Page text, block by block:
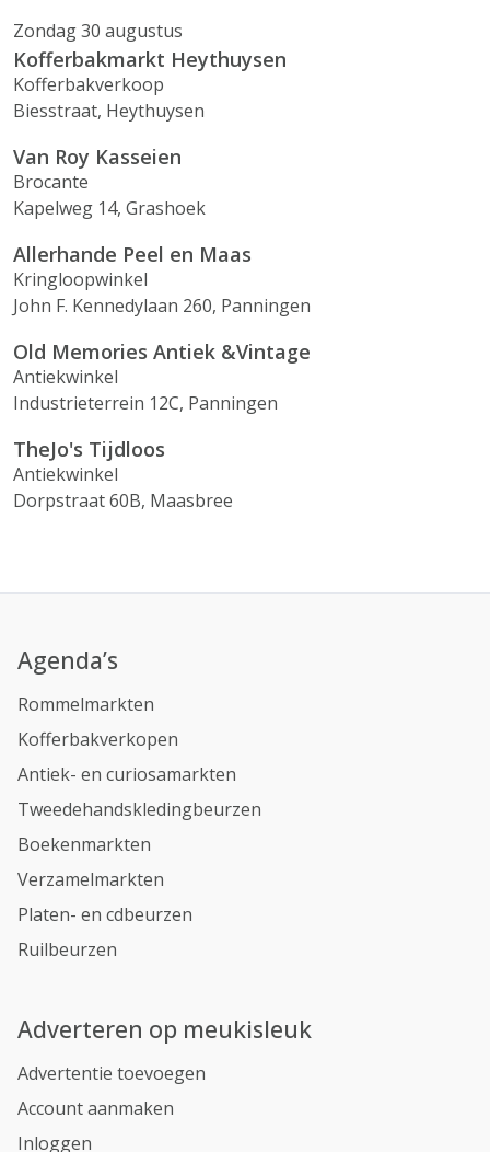
Zondag 30 augustus
Kofferbakmarkt Heythuysen
Kofferbakverkoop
Biesstraat, Heythuysen
Van Roy Kasseien
Brocante
Kapelweg 14, Grashoek
Allerhande Peel en Maas
Kringloopwinkel
John F. Kennedylaan 260, Panningen
Old Memories Antiek &Vintage
Antiekwinkel
Industrieterrein 12C, Panningen
TheJo's Tijdloos
Antiekwinkel
Dorpstraat 60B, Maasbree
Agenda’s
Rommelmarkten
Kofferbakverkopen
Antiek- en curiosamarkten
Tweedehandskledingbeurzen
Boekenmarkten
Verzamelmarkten
Platen- en cdbeurzen
Ruilbeurzen
Adverteren op meukisleuk
Advertentie toevoegen
Account aanmaken
Inloggen